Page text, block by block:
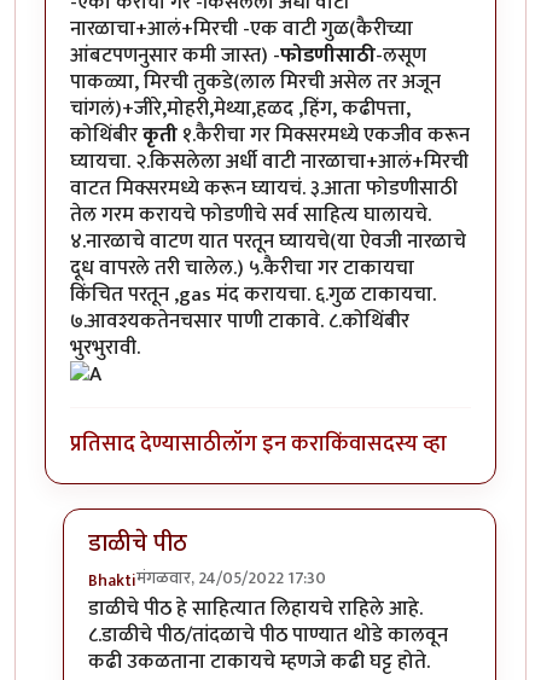
नारळाचा+आलं+मिरची -एक वाटी गुळ(कैरीच्या​
आंबटपणनुसार कमी जास्त) -फोडणीसाठी-लसूण
पाकळ्या, मिरची तुकडे(लाल मिरची असेल तर अजून
चांगलं)+जीरे,मोहरी,मेथ्या,हळद ,हिंग, कढीपत्ता,
कोथिंबीरकृती१.कैरीचा गर मिक्सरमध्ये एकजीव करून
घ्यायचा. २.किसलेला अर्धी वाटी नारळाचा+आलं+मिरची
वाटत मिक्सरमध्ये करून घ्यायचं. ३.आता फोडणीसाठी
तेल गरम करायचे फोडणीचे सर्व साहित्य घालायचे.
४.नारळाचे वाटण यात परतून घ्यायचे(या ऐवजी नारळाचे
दूध वापरले तरी चालेल.) ५.कैरीचा गर टाकायचा
किंचित परतून ,gas मंद करायचा. ६.गुळ टाकायचा.
७.आवश्यकतेनचसार पाणी टाकावे. ८.कोथिंबीर
भुरभुरावी.
प्रतिसाद देण्यासाठीलॉग इन कराकिंवासदस्य व्हा
डाळीचे पीठ
Bhaktiमंगळवार, 24/05/2022 17:30
In reply toकैरीची कढीbyBhakti
डाळीचे पीठ हे साहित्यात लिहायचे राहिले आहे.
८.डाळीचे पीठ/तांदळाचे पीठ पाण्यात थोडे कालवून
कढी उकळताना टाकायचे म्हणजे कढी घट्ट होते.